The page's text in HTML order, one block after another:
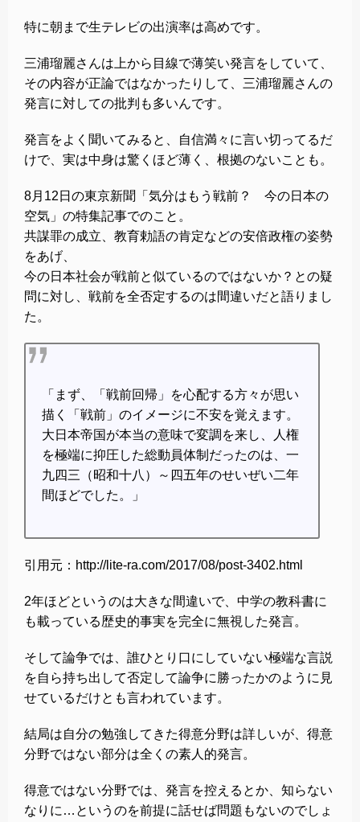
特に朝まで生テレビの出演率は高めです。
三浦瑠麗さんは上から目線で薄笑い発言をしていて、
その内容が正論ではなかったりして、三浦瑠麗さんの
発言に対しての批判も多いんです。
発言をよく聞いてみると、自信満々に言い切ってるだ
けで、実は中身は驚くほど薄く、根拠のないことも。
8月12日の東京新聞「気分はもう戦前？ 今の日本の
空気」の特集記事でのこと。
共謀罪の成立、教育勅語の肯定などの安倍政権の姿勢
をあげ、
今の日本社会が戦前と似ているのではないか？との疑
問に対し、戦前を全否定するのは間違いだと語りまし
た。
「まず、「戦前回帰」を心配する方々が思い
描く「戦前」のイメージに不安を覚えます。
大日本帝国が本当の意味で変調を来し、人権
を極端に抑圧した総動員体制だったのは、一
九四三（昭和十八）～四五年のせいぜい二年
間ほどでした。」
引用元：http://lite-ra.com/2017/08/post-3402.html
2年ほどというのは大きな間違いで、中学の教科書に
も載っている歴史的事実を完全に無視した発言。
そして論争では、誰ひとり口にしていない極端な言説
を自ら持ち出して否定して論争に勝ったかのように見
せているだけとも言われています。
結局は自分の勉強してきた得意分野は詳しいが、得意
分野ではない部分は全くの素人的発言。
得意ではない分野では、発言を控えるとか、知らない
なりに…というのを前提に話せば問題もないのでしょ